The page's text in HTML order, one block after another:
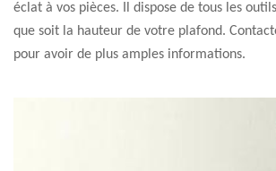
éclat à vos pièces. Il dispose de tous les
que soit la hauteur de votre plafond.
pour avoir de plus amples informations.